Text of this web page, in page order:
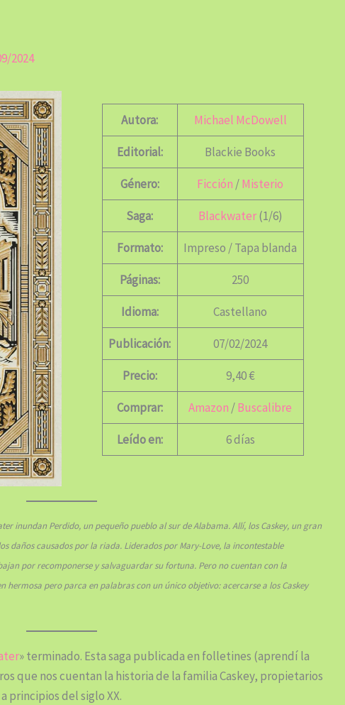
2024
Autora: Michael McDowell
Editorial: Blackie Books
Género: Ficción /Misterio
Saga: Blackwater(1/6)
Formato: Impreso / Tapa blanda
Páginas: 250
Idioma: Castellano
Publicación: 07/02/2024
Precio: 9,40 €
Comprar: Amazon /Buscalibre
Leído en: 6 días
inundan Perdido, un pequeño pueblo al sur de Alabama. Allí, los Caskey, un gran
daños causados por la riada. Liderados por Mary-Love, la incontestable
por recomponerse y salvaguardar su fortuna. Pero no cuentan con la
pero parca en palabras con un único objetivo: acercarse a los Caskey
» terminado. Esta saga publicada en folletines (aprendí la
que nos cuentan la historia de la familia Caskey, propietarios
principios del siglo XX.